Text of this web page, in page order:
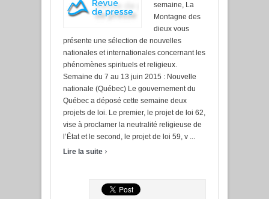
semaine, La
Montagne des
dieux vous
présente une sélection de nouvelles
nationales et internationales concernant les
phénomènes spirituels et religieux.
Semaine du 7 au 13 juin 2015 : Nouvelle
nationale (Québec) Le gouvernement du
Québec a déposé cette semaine deux
projets de loi. Le premier, le projet de loi 62,
vise à proclamer la neutralité religieuse de
l’État et le second, le projet de loi 59, v ...
Lire la suite ›